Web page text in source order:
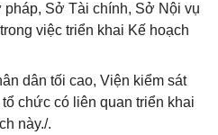
Sở Tài chính, Sở Nội vụ
việc triển khai Kế hoạch
dân tối cao, Viện kiểm sát
chức có liên quan triển khai
này./.